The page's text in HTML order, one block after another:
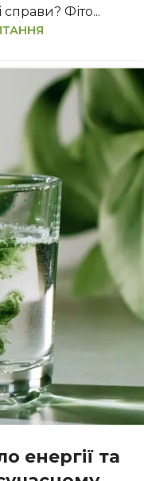
Фіто...
енергії та